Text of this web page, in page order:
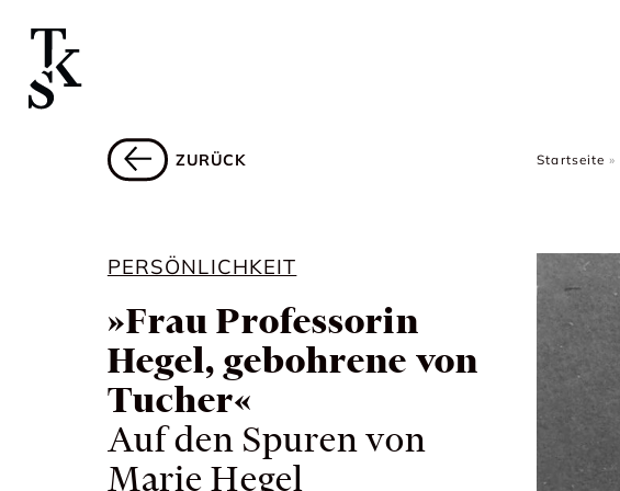
ZURÜCK Startseite »
PERSÖNLICHKEIT
»Frau Professorin
Hegel, gebohrene von
Tucher«
Auf den Spuren von
Marie Hegel